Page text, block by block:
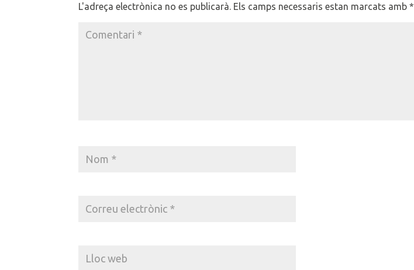
L'adreça electrònica no es publicarà. Els camps necessaris estan marcats amb*